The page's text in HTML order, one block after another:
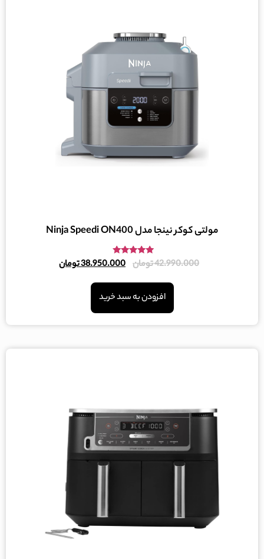
مولتی کوکر نینجا مدل Ninja Speedi ON400
امتیاز
5.00
42.990.000تومان 38.950.000تومان
افزودن به سبد خرید